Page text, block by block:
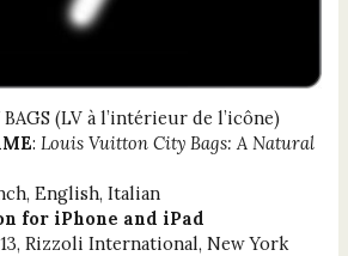
BAGS (LV à l’intérieur de l’icône)
: Louis Vuitton City Bags: A Natural
English, Italian
for iPhone and iPad
Rizzoli International, New York